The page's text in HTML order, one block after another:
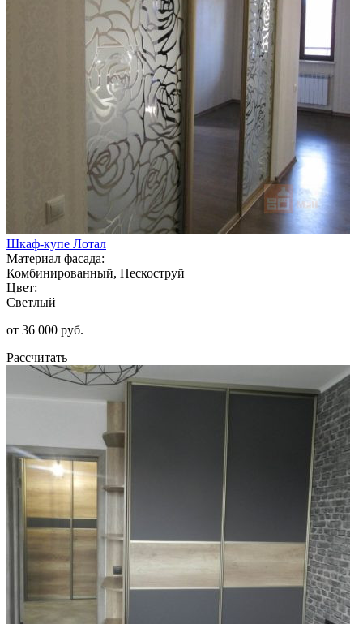
Шкаф-купе Лотал
Материал фасада:
Комбинированный, Пескоструй
Цвет:
Светлый
от 36 000 руб.
Рассчитать